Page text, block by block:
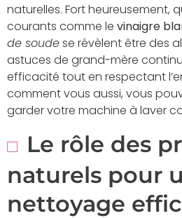
naturelles. Fort heureusement,
courants comme le vinaigre
de soudese révèlent être des
astuces de grand-mère
efficacité tout en respectant
comment vous aussi, vous
garder votre machine à laver
Le rôle des
naturels pour
nettoyage